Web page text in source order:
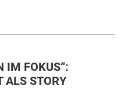
IM FOKUS“:
ALS STORY